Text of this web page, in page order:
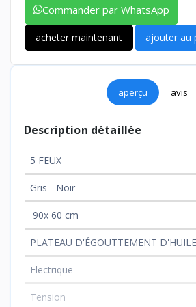
Commander par WhatsApp
acheter maintenant ajouter au
aperçu avis
Description détaillée
5 FEUX
Gris - Noir
90x 60 cm
PLATEAU D'ÉGOUTTEMENT D'HUILE
Electrique
Tension